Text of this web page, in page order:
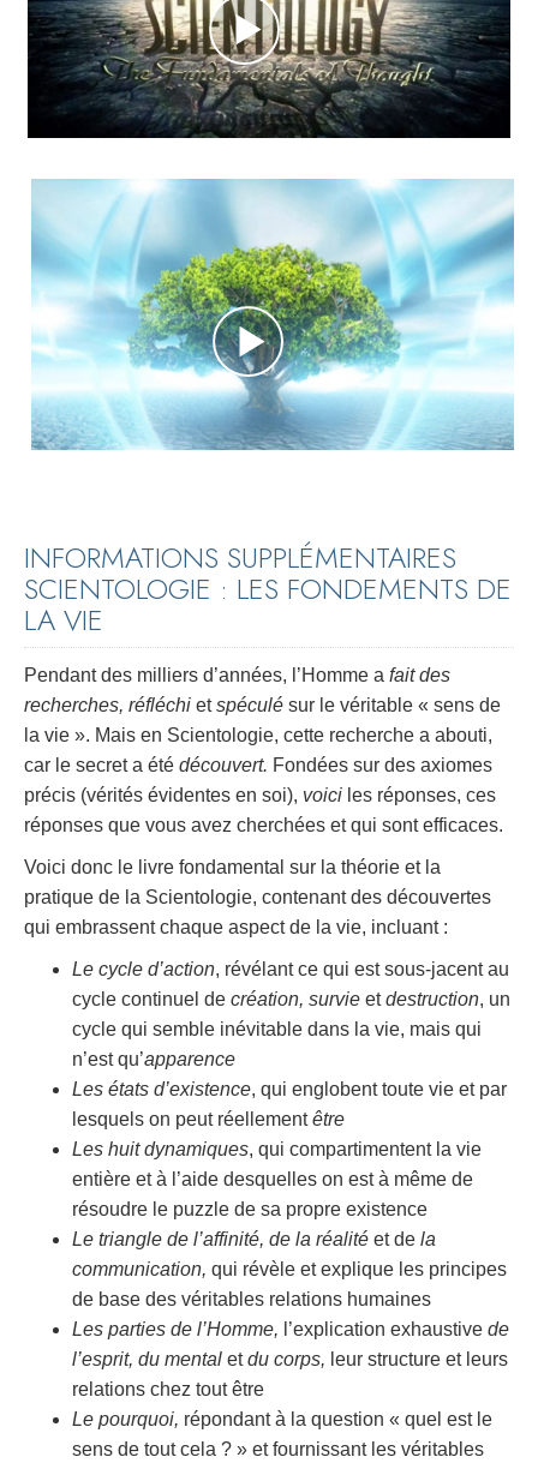
INFORMATIONS SUPPLÉMENTAIRES
SCIENTOLOGIE : LES FONDEMENTS DE
LA VIE
Pendant des milliers d’années, l’Homme a fait des
recherches, réfléchi etspéculé sur le véritable « sens de
la vie ». Mais en Scientologie, cette recherche a abouti,
car le secret a été découvert. Fondées sur des axiomes
précis (vérités évidentes en soi), voici les réponses, ces
réponses que vous avez cherchées et qui sont efficaces.
Voici donc le livre fondamental sur la théorie et la
pratique de la Scientologie, contenant des découvertes
qui embrassent chaque aspect de la vie, incluant :
Le cycle d’action, révélant ce qui est sous-jacent au
cycle continuel de création, survie etdestruction, un
cycle qui semble inévitable dans la vie, mais qui
n’est qu’apparence
Les états d’existence, qui englobent toute vie et par
lesquels on peut réellementêtre
Les huit dynamiques, qui compartimentent la vie
entière et à l’aide desquelles on est à même de
résoudre le puzzle de sa propre existence
Le triangle de l’affinité, de la réalité et de la
communication, qui révèle et explique les principes
de base des véritables relations humaines
Les parties de l’Homme, l’explication exhaustive de
l’esprit, du mental etdu corps, leur structure et leurs
relations chez tout être
Le pourquoi, répondant à la question « quel est le
sens de tout cela ? » et fournissant les véritables